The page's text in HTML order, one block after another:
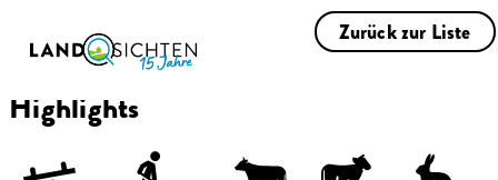
Zurück zur Liste
Highlights